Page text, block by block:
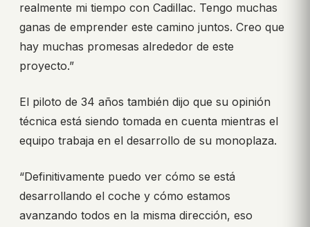
realmente mi tiempo con Cadillac. Tengo muchas
ganas de emprender este camino juntos. Creo que
hay muchas promesas alrededor de este
proyecto.”
El piloto de 34 años también dijo que su opinión
técnica está siendo tomada en cuenta mientras el
equipo trabaja en el desarrollo de su monoplaza.
“Definitivamente puedo ver cómo se está
desarrollando el coche y cómo estamos
avanzando todos en la misma dirección, eso